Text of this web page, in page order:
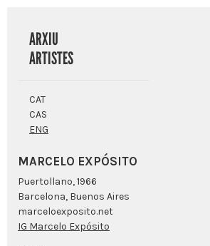
ARXIU
ARTISTES
CAT
CAS
ENG
MARCELO EXPÓSITO
Puertollano, 1966
Barcelona, Buenos Aires
marceloexposito.net
IG Marcelo Expósito